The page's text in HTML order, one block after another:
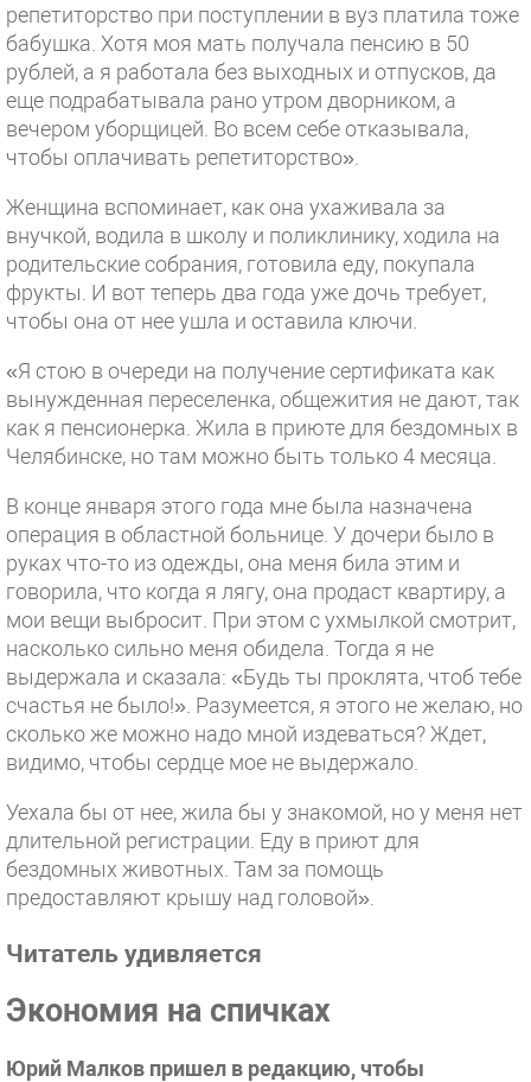
репетиторство при поступлении в вуз платила тоже
бабушка. Хотя моя мать получала пенсию в 50
рублей, а я работала без выходных и отпусков, да
еще подрабатывала рано утром дворником, а
вечером уборщицей. Во всем себе отказывала,
чтобы оплачивать репетиторство».
Женщина вспоминает, как она ухаживала за
внучкой, водила в школу и поликлинику, ходила на
родительские собрания, готовила еду, покупала
фрукты. И вот теперь два года уже дочь требует,
чтобы она от нее ушла и оставила ключи.
«Я стою в очереди на получение сертификата как
вынужденная переселенка, общежития не дают, так
как я пенсионерка. Жила в приюте для бездомных в
Челябинске, но там можно быть только 4 месяца.
В конце января этого года мне была назначена
операция в областной больнице. У дочери было в
руках что-то из одежды, она меня била этим и
говорила, что когда я лягу, она продаст квартиру, а
мои вещи выбросит. При этом с ухмылкой смотрит,
насколько сильно меня обидела. Тогда я не
выдержала и сказала: «Будь ты проклята, чтоб тебе
счастья не было!». Разумеется, я этого не желаю, но
сколько же можно надо мной издеваться? Ждет,
видимо, чтобы сердце мое не выдержало.
Уехала бы от нее, жила бы у знакомой, но у меня нет
длительной регистрации. Еду в приют для
бездомных животных. Там за помощь
предоставляют крышу над головой».
Читатель удивляется
Экономия на спичках
Юрий Малков пришел в редакцию, чтобы